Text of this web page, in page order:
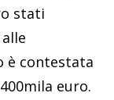
stati
è contestata
euro.